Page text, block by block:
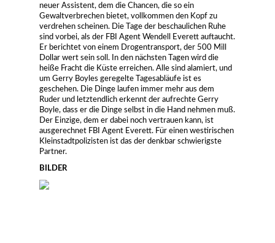
neuer Assistent, dem die Chancen, die so ein
Gewaltverbrechen bietet, vollkommen den Kopf zu
verdrehen scheinen. Die Tage der beschaulichen Ruhe
sind vorbei, als der FBI Agent Wendell Everett auftaucht.
Er berichtet von einem Drogentransport, der 500 Mill
Dollar wert sein soll. In den nächsten Tagen wird die
heiße Fracht die Küste erreichen. Alle sind alamiert, und
um Gerry Boyles geregelte Tagesabläufe ist es
geschehen. Die Dinge laufen immer mehr aus dem
Ruder und letztendlich erkennt der aufrechte Gerry
Boyle, dass er die Dinge selbst in die Hand nehmen muß.
Der Einzige, dem er dabei noch vertrauen kann, ist
ausgerechnet FBI Agent Everett. Für einen westirischen
Kleinstadtpolizisten ist das der denkbar schwierigste
Partner.
BILDER